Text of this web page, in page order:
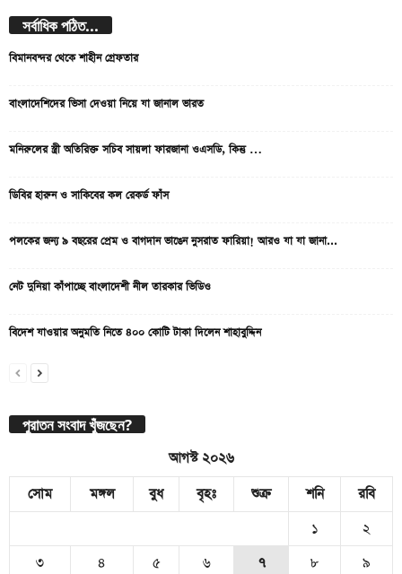
সর্বাধিক পঠিত...
বিমানবন্দর থেকে শাহীন গ্রেফতার
বাংলাদেশিদের ভিসা দেওয়া নিয়ে যা জানাল ভারত
মনিরুলের স্ত্রী অতিরিক্ত সচিব সায়লা ফারজানা ওএসডি, কিন্তু …
ডিবির হারুন ও সাকিবের কল রেকর্ড ফাঁস
পলকের জন্য ৯ বছরের প্রেম ও বাগদান ভাঙেন নুসরাত ফারিয়া! আরও যা যা জানা...
নেট দুনিয়া কাঁপাচ্ছে বাংলাদেশী নীল তারকার ভিডিও
বিদেশ যাওয়ার অনুমতি নিতে ৪০০ কোটি টাকা দিলেন শাহাবুদ্দিন
পুরাতন সংবাদ খুঁজছেন?
আগস্ট ২০২৬
সোম
মঙ্গল বুধ বৃহঃ শুক্র শনি
রবি
১
২
৩
৪ ৫ ৬ ৭ ৮ ৯